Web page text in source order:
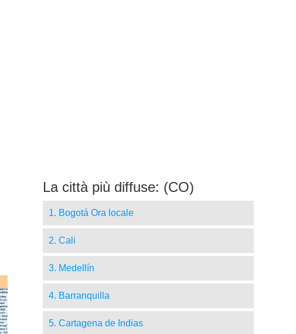
La città più diffuse: (CO)
1. Bogotá Ora locale
2. Cali
3. Medellín
4. Barranquilla
5. Cartagena de Indias